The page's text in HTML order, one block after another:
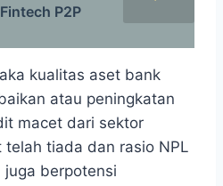
P2P
kualitas aset bank
atau peningkatan
macet dari sektor
tiada dan rasio NPL
juga berpotensi